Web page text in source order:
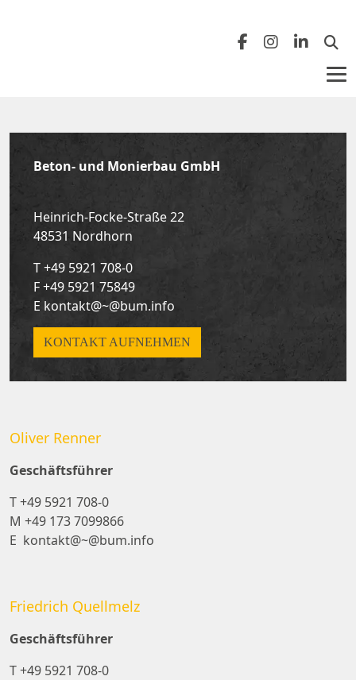
Meppen
Auszubildende
Beton- und Monierbau GmbH
Heinrich-Focke-Straße 22
48531 Nordhorn
T+49 5921 708-0
F +49 5921 75849
E kontakt@~@bum.info
KONTAKT AUFNEHMEN
Oliver Renner
Geschäftsführer
T+49 5921 708-0
M +49 173 7099866
E kontakt@~@bum.info
Friedrich Quellmelz
Geschäftsführer
T+49 5921 708-0